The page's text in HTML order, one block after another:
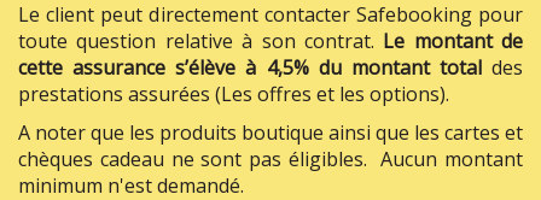
Le client peut directement contacter Safebooking pour
toute question relative à son contrat. Le montant de
cette assurance s’élève à 4,5% du montant total des
prestations assurées (Les offres et les options).
A noter que les produits boutique ainsi que les cartes et
chèques cadeau ne sont pas éligibles. Aucun montant
minimum n'est demandé.